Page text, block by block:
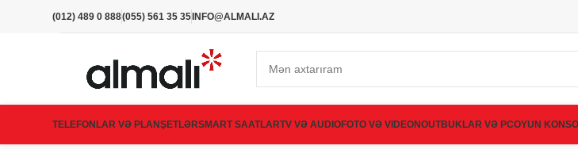
(012) 489 0 888(055) 561 35 35INFO@ALMALI.AZ
TELEFONLAR VƏ PLANŞETLƏRSMART SAATLARTV VƏ AUDIOFOTO VƏ VIDEONOUTBUKLAR VƏ PCOYUN